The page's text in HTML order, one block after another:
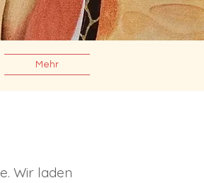
Mehr
Wir laden